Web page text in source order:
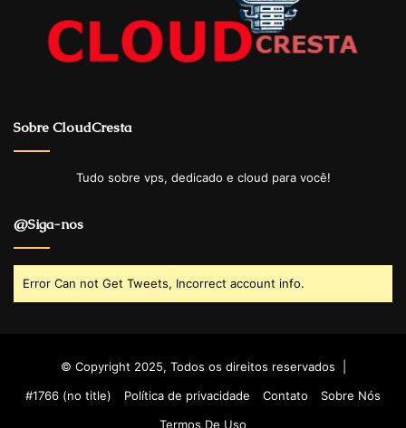
Sobre CloudCresta
Tudo sobre vps, dedicado e cloud para você!
@Siga-nos
Error Can not Get Tweets, Incorrect account info.
© Copyright 2025, Todos os direitos reservados |
#1766 (no title)
Política de privacidade Contato
Sobre Nós
Termos De Uso